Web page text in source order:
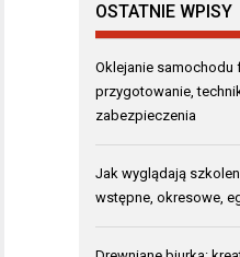
OSTATNIE WPISY
Oklejanie
przygotowanie,
zabezpieczenia
Jak wyglądają
wstępne, okresowe,